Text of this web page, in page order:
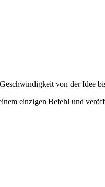
von der Idee
einzigen Befehl und